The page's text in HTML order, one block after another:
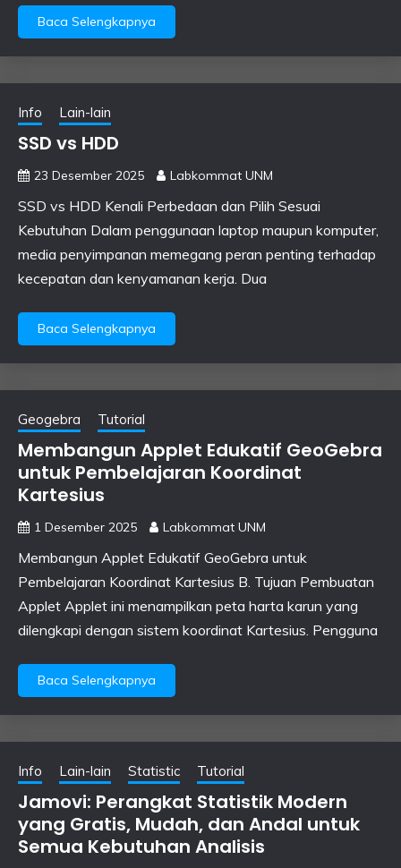
Baca Selengkapnya
Info Lain-lain
SSD vs HDD
23 Desember 2025 Labkommat UNM
SSD vs HDD Kenali Perbedaan dan Pilih Sesuai
Kebutuhan Dalam penggunaan laptop maupun komputer,
media penyimpanan memegang peran penting terhadap
kecepatan dan kenyamanan kerja. Dua
Baca Selengkapnya
Geogebra Tutorial
Membangun Applet Edukatif GeoGebra
untuk Pembelajaran Koordinat
Kartesius
1 Desember 2025 Labkommat UNM
Membangun Applet Edukatif GeoGebra untuk
Pembelajaran Koordinat Kartesius B. Tujuan Pembuatan
Applet Applet ini menampilkan peta harta karun yang
dilengkapi dengan sistem koordinat Kartesius. Pengguna
Baca Selengkapnya
Info Lain-lain Statistic Tutorial
Jamovi: Perangkat Statistik Modern
yang Gratis, Mudah, dan Andal untuk
Semua Kebutuhan Analisis